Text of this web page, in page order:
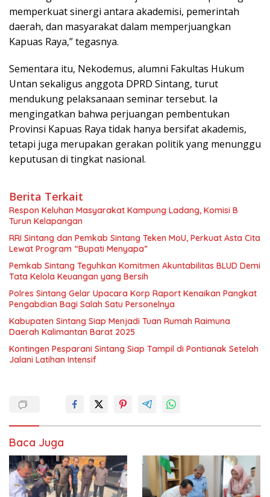
memperkuat sinergi antara akademisi, pemerintah
daerah, dan masyarakat dalam memperjuangkan
Kapuas Raya,” tegasnya.
Sementara itu, Nekodemus, alumni Fakultas Hukum
Untan sekaligus anggota DPRD Sintang, turut
mendukung pelaksanaan seminar tersebut. Ia
mengingatkan bahwa perjuangan pembentukan
Provinsi Kapuas Raya tidak hanya bersifat akademis,
tetapi juga merupakan gerakan politik yang menunggu
keputusan di tingkat nasional.
Berita Terkait
Respon Keluhan Masyarakat Kampung Ladang, Komisi B
Turun Kelapangan
RRI Sintang dan Pemkab Sintang Teken MoU, Perkuat Asta Cita
Lewat Program “Bupati Menyapa”
Pemkab Sintang Teguhkan Komitmen Akuntabilitas BLUD Demi
Tata Kelola Keuangan yang Bersih
Polres Sintang Gelar Upacara Korp Raport Kenaikan Pangkat
Pengabdian Bagi Salah Satu Personelnya
Kabupaten Sintang Siap Menjadi Tuan Rumah Raimuna
Daerah Kalimantan Barat 2025
Kontingen Pesparani Sintang Siap Tampil di Pontianak Setelah
Jalani Latihan Intensif
Baca Juga